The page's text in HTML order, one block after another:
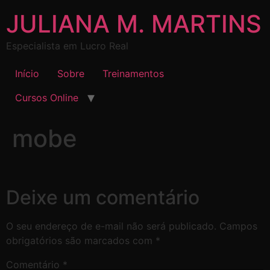
JULIANA M. MARTINS
Especialista em Lucro Real
Início Sobre
Treinamentos
Cursos Online
mobe
Deixe um comentário
O seu endereço de e-mail não será publicado. Campos
obrigatórios são marcados com *
Comentário *